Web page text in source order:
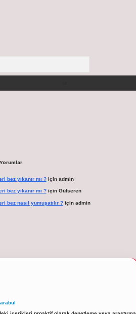
bez yıkanır mı ?için admin
bez yıkanır mı ?için Gülseren
bez nasıl yumuşatılır ?için admin